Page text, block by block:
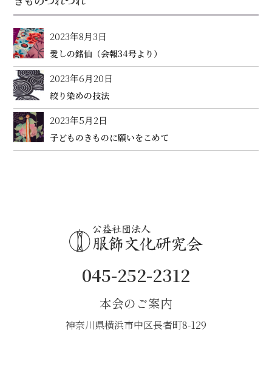
2023年8月3日
愛しの銘仙（会報34号より）
2023年6月20日
絞り染めの技法
2023年5月2日
子どものきものに願いをこめて
045-252-2312
本会のご案内
神奈川県横浜市中区長者町8-129